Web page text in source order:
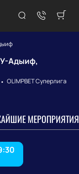
Адыиф,
OLIMPBET Суперлига
МЕРОПРИЯТИЯ